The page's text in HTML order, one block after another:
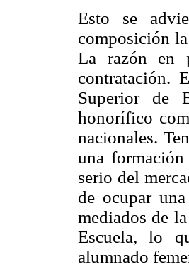
Esto se
composición
La razón en
contratación.
Superior de
honorífico
nacionales.
una
serio del
de ocupar
mediados de
Escuela, lo
alumnado